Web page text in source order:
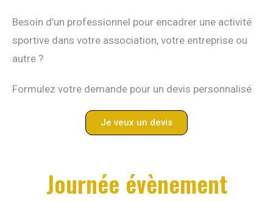
Besoin d’un professionnel pour encadrer une activité
sportive dans votre association, votre entreprise ou
autre ?
Formulez votre demande pour un devis personnalisé
Je veux un devis
Journée évènement